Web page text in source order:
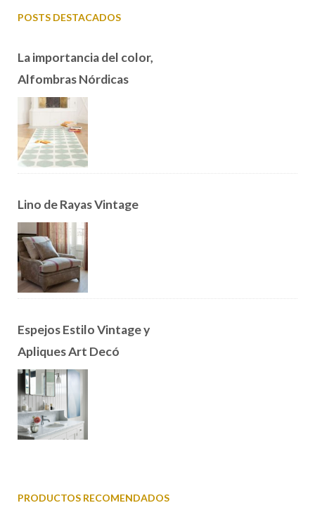
POSTS DESTACADOS
La importancia del color,
Alfombras Nórdicas
Lino de Rayas Vintage
Espejos Estilo Vintage y
Apliques Art Decó
PRODUCTOS RECOMENDADOS